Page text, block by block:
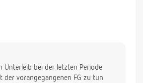
wieder versuchen wollen!
Unterleib bei der letzten Periode
der vorangegangenen FG zu tun